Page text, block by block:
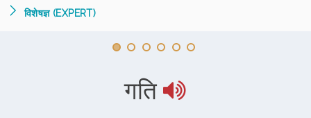
विशेषज्ञ (EXPERT)
गति